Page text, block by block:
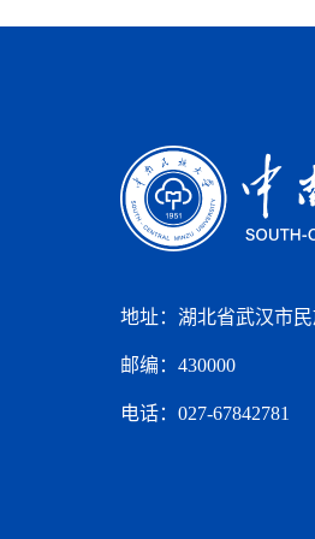
地址：湖北省武汉市
邮编：430000
电话：027-67842781